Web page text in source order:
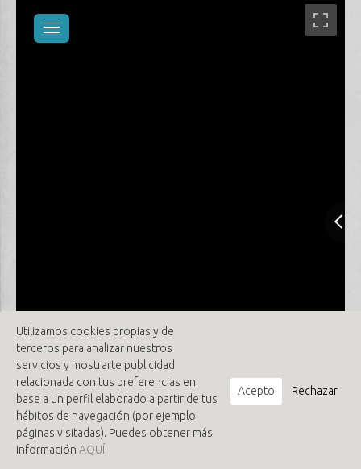
Utilizamos cookies propias y de
terceros para analizar nuestros
servicios y mostrarte publicidad
relacionada con tus preferencias en
base a un perfil elaborado a partir de tus
hábitos de navegación (por ejemplo
páginas visitadas). Puedes obtener más
información AQUÍ
Acepto Rechazar